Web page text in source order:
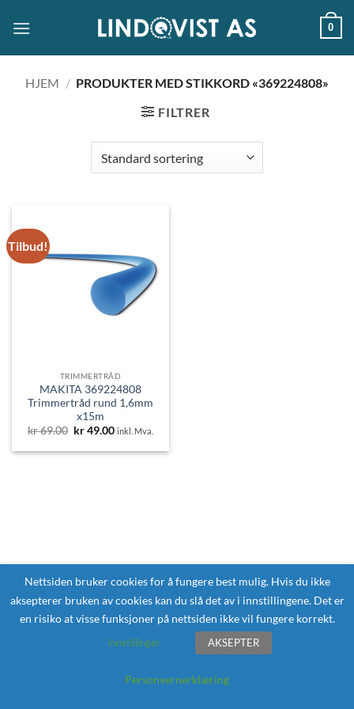
0
HJEM / PRODUKTER MED STIKKORD «369224808»
FILTRER
Tilbud!
TRIMMERTRÅD
MAKITA 369224808
Trimmertråd rund 1,6mm
x15m
kr69.00 Opprinnelig
var:
kr49.00Nåværende
er:
inkl. Mva.
Nettsiden bruker cookies for å fungere best mulig. Hvis du ikke
aksepterer bruken av cookies kan du slå det av i innstillingene. Det er
en risiko at visse funksjoner på nettsiden ikke vil fungere korrekt.
Innstillinger AKSEPTER
Personvernerklæring